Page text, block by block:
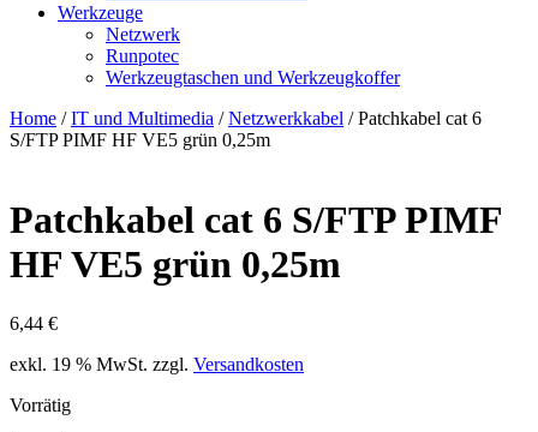
Werkzeuge
Netzwerk
Runpotec
Werkzeugtaschen und Werkzeugkoffer
Home /IT und Multimedia /Netzwerkkabel / Patchkabel cat 6
S/FTP PIMF HF VE5 grün 0,25m
Patchkabel cat 6 S/FTP PIMF
HF VE5 grün 0,25m
6,44 €
exkl. 19 % MwSt. zzgl. Versandkosten
Vorrätig